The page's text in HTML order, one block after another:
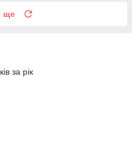
ще
за рік